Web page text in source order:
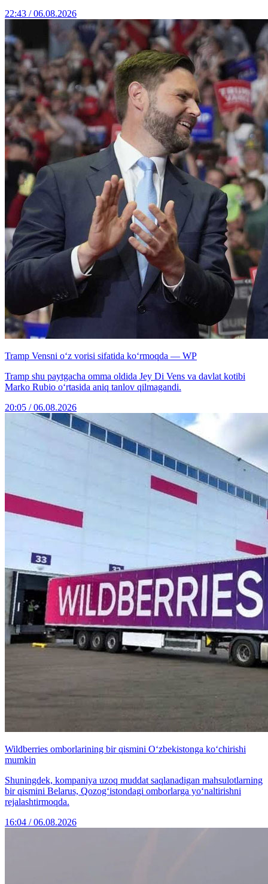
22:43 / 06.08.2026
Tramp Vensni o‘z vorisi sifatida ko‘rmoqda — WP
Tramp shu paytgacha omma oldida Jey Di Vens va davlat kotibi
Marko Rubio o‘rtasida aniq tanlov qilmagandi.
20:05 / 06.08.2026
Wildberries omborlarining bir qismini O‘zbekistonga ko‘chirishi
mumkin
Shuningdek, kompaniya uzoq muddat saqlanadigan mahsulotlarning
bir qismini Belarus, Qozog‘istondagi omborlarga yo‘naltirishni
rejalashtirmoqda.
16:04 / 06.08.2026